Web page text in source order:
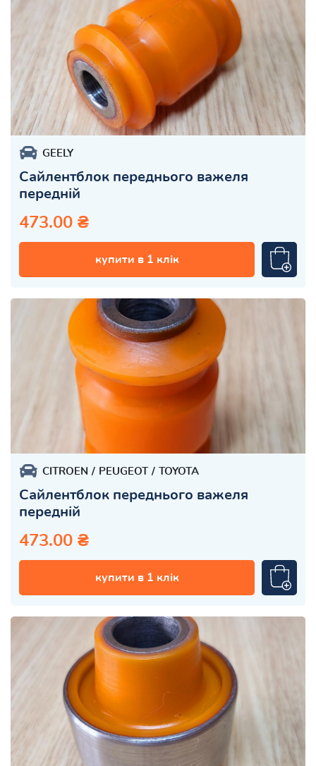
GEELY
Сайлентблок переднього важеля
передній
473.00 ₴
купити в 1 клік
CITROEN PEUGEOT TOYOTA
Сайлентблок переднього важеля
передній
473.00 ₴
купити в 1 клік